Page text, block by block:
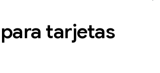
tarjetas